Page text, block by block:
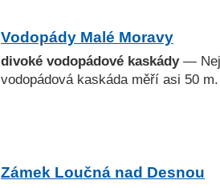
Vodopády Malé Moravy
divoké vodopádové kaskády —
vodopádová kaskáda měří asi 50 m.
Zámek Loučná nad Desnou